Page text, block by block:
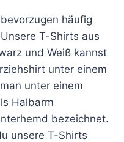
häufig
T-Shirts aus
und Weiß kannst
unter einem
unter einem
Halbarm
bezeichnet.
unsere T-Shirts